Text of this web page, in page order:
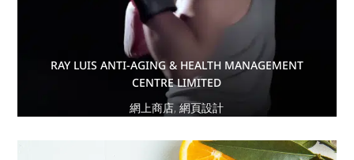
RAY LUIS ANTI-AGING & HEALTH MANAGEMENT
CENTRE LIMITED
網上商店,網頁設計